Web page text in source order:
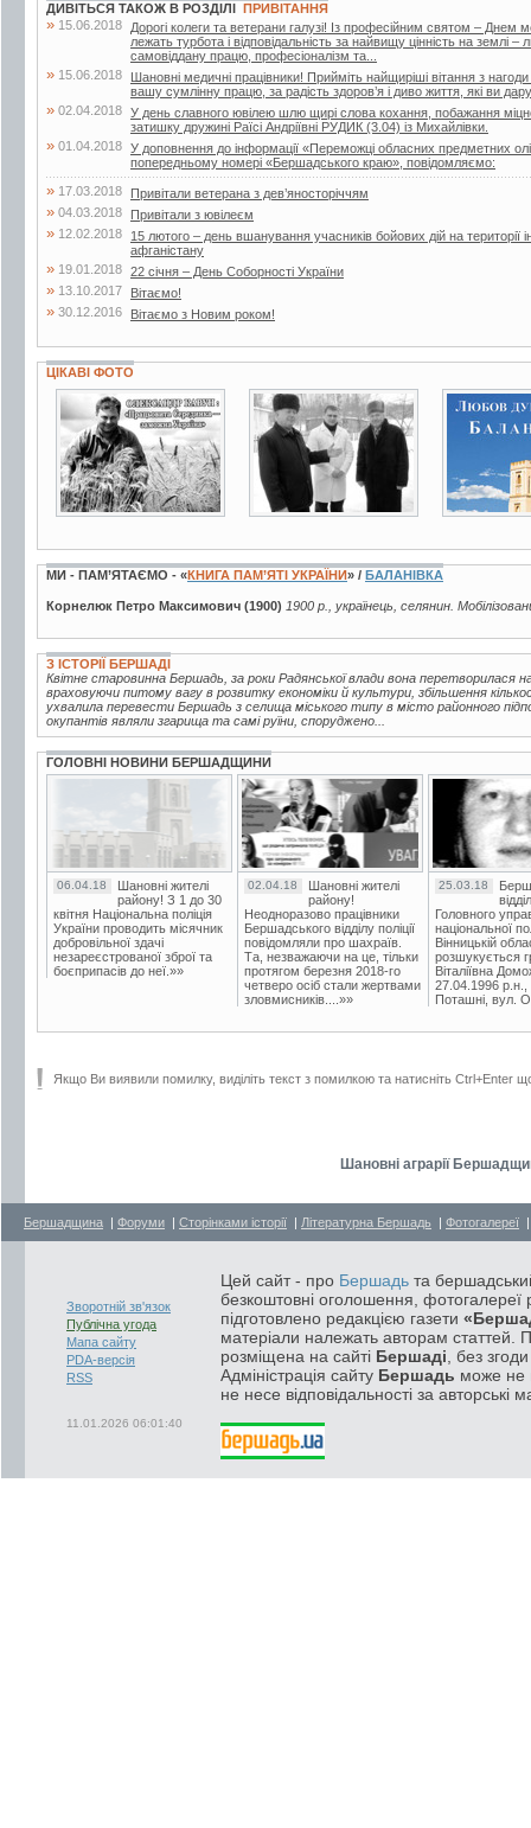
ДИВІТЬСЯ ТАКОЖ В РОЗДІЛІ ПРИВІТАННЯ
» 15.06.2018
Дорогі колеги та ветерани галузі! Із професійним святом –
лежать турбота і відповідальність за найвищу цінність на землі
самовіддану працю, професіоналізм та...
» 15.06.2018
Шановні медичні працівники! Прийміть найщиріші вітання з
вашу сумлінну працю, за радість здоров’я і диво життя, які ви
» 02.04.2018 У день славного ювілею шлю щирі слова кохання, побажання
затишку дружині Раїсі Андріївні РУДИК (3.04) із Михайлівки.
» 01.04.2018 У доповнення до інформації «Переможці обласних предметних
попередньому номері «Бершадського краю», повідомляємо:
» 17.03.2018 Привітали ветерана з дев’яносторіччям
» 04.03.2018 Привітали з ювілеєм
» 12.02.2018
15 лютого – день вшанування учасників бойових дій на території
афганістану
» 19.01.2018 22 січня – День Соборності України
» 13.10.2017 Вітаємо!
» 30.12.2016 Вітаємо з Новим роком!
ЦІКАВІ ФОТО
4 фото 2 фото 4 фото
МИ - ПАМ’ЯТАЄМО - «КНИГА ПАМ’ЯТІ УКРАЇНИ» / БАЛАНІВКА
Корнелюк Петро Максимович (1900) 1900 р., українець, селянин.
З ІСТОРІЇ БЕРШАДІ
Квітне старовинна Бершадь, за роки Радянської влади вона перетворилася
враховуючи питому вагу в розвитку економіки й культури, збільшення
ухвалила перевести Бершадь з селища міського типу в місто районного
окупантів являли згарища та самі руїни, споруджено...
ГОЛОВНІ НОВИНИ БЕРШАДЩИНИ
06.04.18
Шановні жителі
району! З 1 до 30
квітня Національна поліція
України проводить місячник
добровільної здачі
незареєстрованої зброї та
боєприпасів до неї.»»
02.04.18
Шановні жителі
району!
Неодноразово працівники
Бершадського відділу поліції
повідомляли про шахраїв.
Та, незважаючи на це, тільки
протягом березня 2018-го
четверо осіб стали жертвами
зловмисників....»»
25.03.18
Головного
національної
Вінницькій
розшукується
Віталіївна
27.04.1996 р.н.,
Поташні, вул.
Якщо Ви виявили помилку, виділіть текст з помилкою та натисніть Ctrl+Enter
Шановні аграрії
Бершадщина | Форуми | Сторінками історії | Літературна Бершадь | Фотогалереї
Зворотній зв'язок
Публічна угода
Мапа сайту
PDA-версія
RSS
11.01.2026 06:01:40
Цей сайт - про Бершадь та
безкоштовні оголошення, фотогалереї
підготовлено редакцією газети
матеріали належать авторам статтей.
розміщена на сайті Бершаді , без
Адміністрація сайту Бершадь може не
не несе відповідальності за авторські